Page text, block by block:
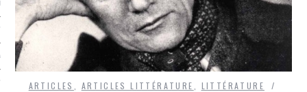
BONHEUR
GUERRE
ARTICLES ARTICLES LITTÉRATURE
LITTÉRATURE